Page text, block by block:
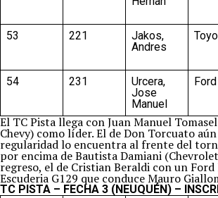
53
221
Jakos,
Andres
54
231
Urcera,
Jose
Manuel
El TC Pista llega con Juan Manuel
Chevy) como líder. El de Don Torcuato
regularidad lo encuentra al frente del
por encima de Bautista Damiani
regreso, el de Cristian Beraldi con un Ford
Escuderia G129 que conduce Mauro
TC PISTA – FECHA 3 (NEUQUÉN) –